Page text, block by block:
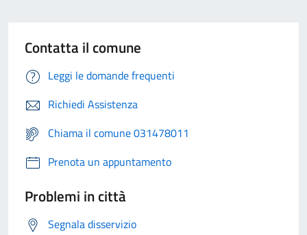
Contatta il comune
Leggi le domande frequenti
Richiedi Assistenza
Chiama il comune 031478011
Prenota un appuntamento
Problemi in città
Segnala disservizio